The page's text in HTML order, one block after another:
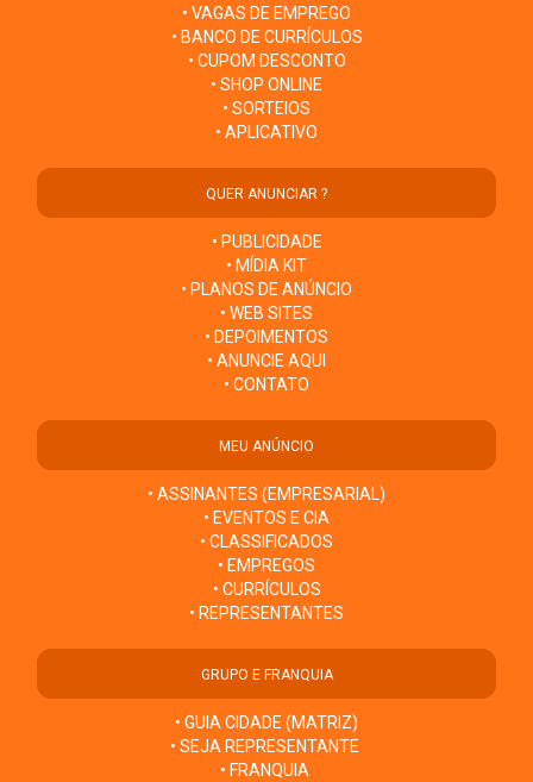
• VAGAS DE EMPREGO
• BANCO DE CURRÍCULOS
• CUPOM DESCONTO
• SHOP ONLINE
• SORTEIOS
• APLICATIVO
QUER ANUNCIAR ?
• PUBLICIDADE
• MÍDIA KIT
• PLANOS DE ANÚNCIO
• WEB SITES
• DEPOIMENTOS
• ANUNCIE AQUI
• CONTATO
MEU ANÚNCIO
• ASSINANTES (EMPRESARIAL)
• EVENTOS E CIA
• CLASSIFICADOS
• EMPREGOS
• CURRÍCULOS
• REPRESENTANTES
GRUPO E FRANQUIA
• GUIA CIDADE (MATRIZ)
• SEJA REPRESENTANTE
• FRANQUIA